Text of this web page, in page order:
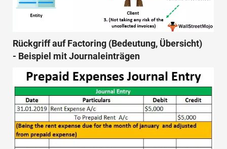
Rückgriff auf Factoring (Bedeutung, Übersicht)
- Beispiel mit Journaleinträgen